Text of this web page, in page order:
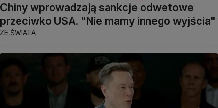
Chiny wprowadzają sankcje odwetowe
przeciwko USA. "Nie mamy innego wyjścia"
ZE ŚWIATA